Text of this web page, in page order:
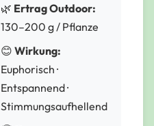
🌿 Ertrag Outdoor:
130–200 g / Pflanze
😊 Wirkung:
Euphorisch ·
Entspannend ·
Stimmungsaufhellend